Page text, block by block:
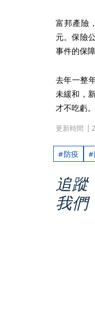
富邦產險
元。保險
事件的保
去年一整
未緩和，
才不吃虧。
更新時間
防疫
追蹤
我們